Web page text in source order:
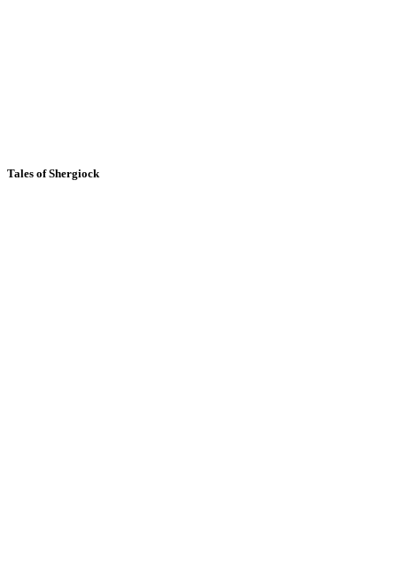
Tales of Shergiock